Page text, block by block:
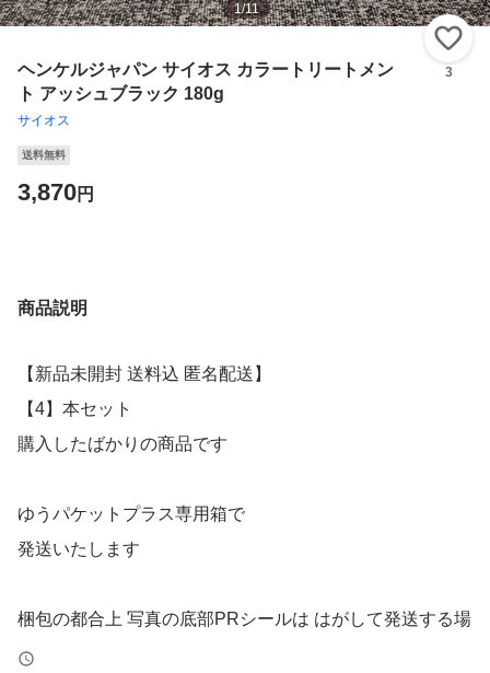
1/11
ヘンケルジャパン サイオス カラートリートメン
ト アッシュブラック 180g
サイオス
3
送料無料
3,870円
商品説明
【新品未開封 送料込 匿名配送】
【4】本セット
購入したばかりの商品です
ゆうパケットプラス専用箱で
発送いたします
梱包の都合上 写真の底部PRシールは はがして発送する場
合がございます ご了承ください